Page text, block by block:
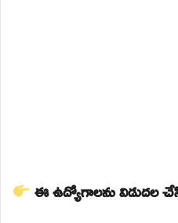
ఈ ఉద్యోగాలను విడుదల